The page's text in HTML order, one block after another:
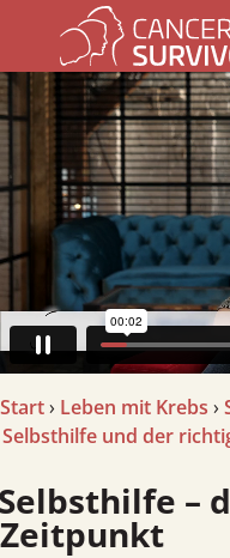
Start› Leben mit Krebs ›
Selbsthilfe und der
der richtige
Zeitpunkt